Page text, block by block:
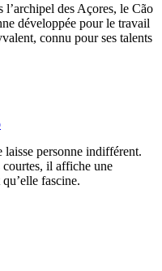
des Açores, le Cão
développée pour le travail
connu pour ses talents
personne indifférent.
courtes, il affiche une
fascine.